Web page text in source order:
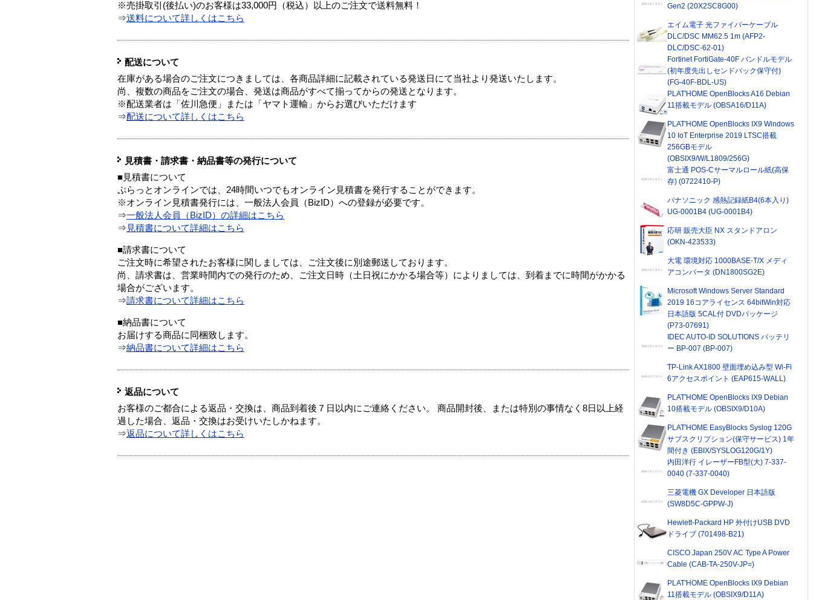
※売掛取引(後払い)のお客様は33,000円（税込）以上のご注文で送料無料！
⇒送料について詳しくはこちら
配送について
在庫がある場合のご注文につきましては、各商品詳細に記載されている発送日にて当社より発送いたします。
尚、複数の商品をご注文の場合、発送は商品がすべて揃ってからの発送となります。
※配送業者は「佐川急便」または「ヤマト運輸」からお選びいただけます
⇒配送について詳しくはこちら
見積書・請求書・納品書等の発行について
■見積書について
ぷらっとオンラインでは、24時間いつでもオンライン見積書を発行することができます。
※オンライン見積書発行には、一般法人会員（BizID）への登録が必要です。
⇒一般法人会員（BizID）の詳細はこちら
⇒ 見積書について詳細はこちら
■請求書について
ご注文時に希望されたお客様に関しましては、ご注文後に別途郵送しております。
尚、請求書は、営業時間内での発行のため、ご注文日時（土日祝にかかる場合等）によりましては、到着までに時間がかかる
場合がございます。
⇒請求書について詳細はこちら
■納品書について
お届けする商品に同梱致します。
⇒納品書について詳細はこちら
返品について
お客様のご都合による返品・交換は、商品到着後７日以内にご連絡ください。 商品開封後、または特別の事情なく8日以上経
過した場合、返品・交換はお受けいたしかねます。
⇒返品について詳しくはこちら
Gen2 (20X2SC8G00)
エイム電子 光ファイバーケーブル
DLC/DSC MM62.5 1m (AFP2-
DLC/DSC-62-01)
Fortinet FortiGate-40F バンドルモデル
(初年度先出しセンドバック保守付)
(FG-40F-BDL-US)
PLAT'HOME OpenBlocks A16 Debian
11搭載モデル (OBSA16/D11A)
PLAT'HOME OpenBlocks IX9 Windows
10 IoT Enterprise 2019 LTSC搭載
256GBモデル
(OBSIX9/W/L1809/256G)
富士通 POS-Cサーマルロール紙(高保
存) (0722410-P)
パナソニック 感熱記録紙B4(6本入り)
UG-0001B4 (UG-0001B4)
応研 販売大臣 NX スタンドアロン
(OKN-423533)
大電 環境対応 1000BASE-T/X メディ
アコンバータ (DN1800SG2E)
Microsoft Windows Server Standard
2019 16コアライセンス 64bitWin対応
日本語版 5CAL付 DVDパッケージ
(P73-07691)
IDEC AUTO-ID SOLUTIONS バッテリ
ー BP-007 (BP-007)
TP-Link AX1800 壁面埋め込み型 Wi-Fi
6アクセスポイント (EAP615-WALL)
PLAT'HOME OpenBlocks IX9 Debian
10搭載モデル (OBSIX9/D10A)
PLAT'HOME EasyBlocks Syslog 120G
サブスクリプション(保守サービス) 1年
間付き (EBIX/SYSLOG120G/1Y)
内田洋行 イレーザーFB型(大) 7-337-
0040 (7-337-0040)
三菱電機 GX Developer 日本語版
(SW8D5C-GPPW-J)
Hewlett-Packard HP 外付けUSB DVD
ドライブ (701498-B21)
CISCO Japan 250V AC Type A Power
Cable (CAB-TA-250V-JP=)
PLAT'HOME OpenBlocks IX9 Debian
11搭載モデル (OBSIX9/D11A)